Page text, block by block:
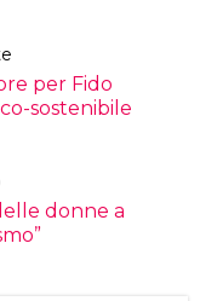
per Fido
sostenibile
donne a